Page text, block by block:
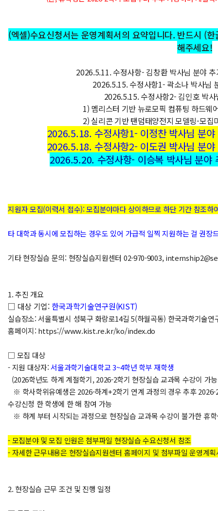
(엑셀)수요신청서는 운영계획서의 요약입니다. 반드시 (
해주세요!
2026.5.11. 수정사항- 김창환 박사님 분야
2026.5.15. 수정사항1- 곽소나 박사님
2026.5.15. 수정사항2- 김인호 박
1) 멤리스터 기반 뉴로모픽 컴퓨팅 하드웨
2)실리콘 기반 탠덤태양전지 모델링-모집
2026.5.18. 수정사항1- 이정찬 박사님 분
2026.5.18. 수정사항2- 이도권 박사님 분
2026.5.20. 수정사항- 이승복 박사님 분
지원자 모집(이력서 접수): 모집분야마다 상이하므로 하단 기간 참조하
타 대학과 동시에 모집하는 경우도 있어 가급적 일찍 지원하는 걸 권
기타 현장실습 문의: 현장실습지원센터 02-970-9003,
1. 추진 개요
□ 대상 기업: 한국과학기술연구원(KIST)
실습장소: 서울특별시 성북구 화랑로14길 5(하월곡동) 한국과학기술연
홈페이지: https://www.kist.re.kr/ko/index.do
□ 모집 대상
- 지원 대상자:서울과학기술대학교 3~4학년 학부 재학생
(2026학년도 하계 계절학기, 2026-2학기 현장실습 교과목 수강이 가
※ 학사학위유예생은 2026-하계+2학기 연계 과정의 경우 추후
수강신청 한 학생에 한 해 참여 가능
※ 하계 부터 시작되는 과정으로 현장실습 교과목 수강이 불가한휴
- 모집분야 및 모집 인원은 첨부파일 현장실습 수요신청서 참조
- 자세한 근무내용은 현장실습지원센터 홈페이지 및 첨부파일 운영계
2. 현장실습 근무 조건 및 진행 일정